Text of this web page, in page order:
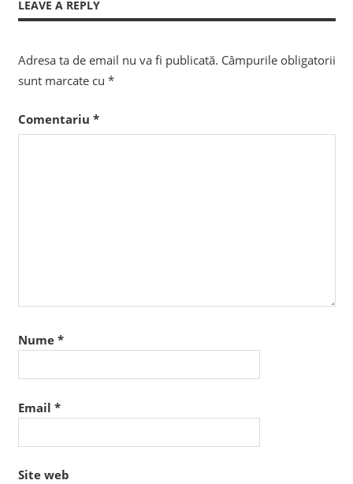
LEAVE A REPLY
Adresa ta de email nu va fi publicată. Câmpurile obligatorii
sunt marcate cu *
Comentariu *
Nume *
Email *
Site web